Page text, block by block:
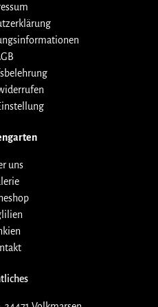
uns